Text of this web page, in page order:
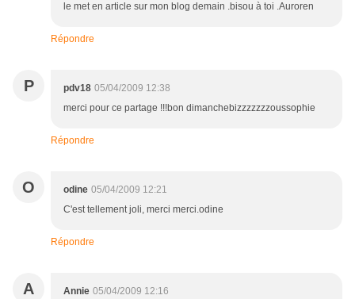
le met en article sur mon blog demain .bisou à toi .Auroren
Répondre
P pdv18 05/04/2009 12:38
merci pour ce partage !!!bon dimanchebizzzzzzzoussophie
Répondre
O odine 05/04/2009 12:21
C'est tellement joli, merci merci.odine
Répondre
A Annie 05/04/2009 12:16